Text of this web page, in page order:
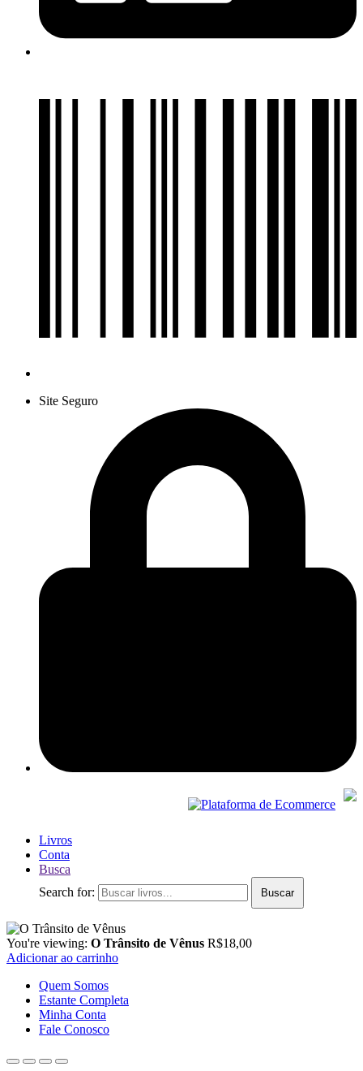
Site Seguro
Livros
Conta
Busca
Search for:
Buscar
You're viewing: O Trânsito de Vênus R$18,00
Adicionar ao carrinho
Quem Somos
Estante Completa
Minha Conta
Fale Conosco